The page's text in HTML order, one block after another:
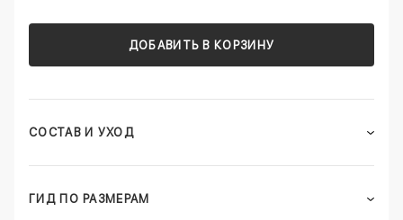
ДОБАВИТЬ В КОРЗИНУ
СОСТАВ И УХОД
ГИД ПО РАЗМЕРАМ